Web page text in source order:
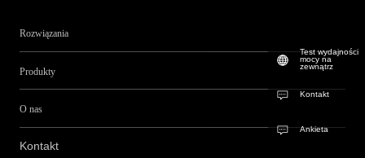
Rozwiązania
Produkty
O nas
Kontakt
Test wydajności
mocy na
zewnątrz
Kontakt
Ankieta